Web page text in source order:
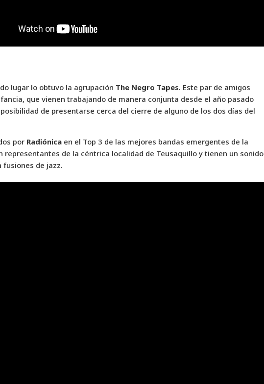
lugar lo obtuvo la agrupación The Negro Tapes. Este par de amigos
que vienen trabajando de manera conjunta desde el año pasado
de presentarse cerca del cierre de alguno de los dos días del
por Radiónicaen el Top 3 de las mejores bandas emergentes de la
representantes de la céntrica localidad de Teusaquillo y tienen un sonido
fusiones de jazz.